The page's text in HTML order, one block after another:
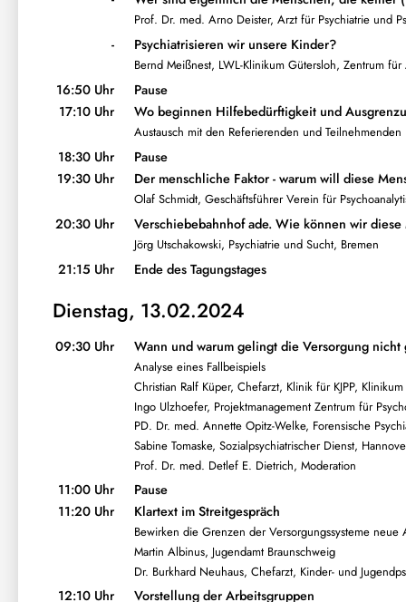
Prof. Dr. med. Arno Deister, Arzt für Psychiatrie und
- Psychiatrisieren wir unsere Kinder?
Bernd Meißnest, LWL-Klinikum Gütersloh, Zentrum
16:50 Uhr
Pause
17:10 Uhr
Wo beginnen Hilfebedürftigkeit und
Austausch mit den Referierenden und Teilnehmenden
18:30 Uhr
Pause
19:30 Uhr
Der menschliche Faktor - warum will diese
Olaf Schmidt, Geschäftsführer Verein für
20:30 Uhr Verschiebebahnhof ade. Wie können wir
Jörg Utschakowski, Psychiatrie und Sucht, Bremen
21:15 Uhr Ende des Tagungstages
Dienstag, 13.02.2024
09:30 Uhr Wann und warum gelingt die Versorgung nicht
Analyse eines Fallbeispiels
Christian Ralf Küper, Chefarzt, Klinik für KJPP,
Ingo Ulzhoefer, Projektmanagement Zentrum für
PD. Dr. med. Annette Opitz-Welke, Forensische
Sabine Tomaske, Sozialpsychiatrischer Dienst,
Prof. Dr. med. Detlef E. Dietrich, Moderation
11:00 Uhr
Pause
11:20 Uhr
Klartext im Streitgespräch
Bewirken die Grenzen der Versorgungssysteme neue
Martin Albinus, Jugendamt Braunschweig
Dr. Burkhard Neuhaus, Chefarzt, Kinder- und
12:10 Uhr
Vorstellung der Arbeitsgruppen